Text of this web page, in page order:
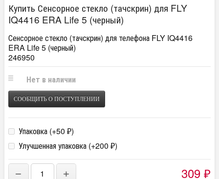
Купить Сенсорное стекло (тачскрин) для FLY
IQ4416 ERA Life 5 (черный)
Сенсорное стекло (тачскрин) для телефона FLY IQ4416
ERA Life 5 (черный)
246950
Нет в наличии
СООБЩИТЬ О ПОСТУПЛЕНИИ
Упаковка (+50 ₽)
Улучшенная упаковка (+200 ₽)
− + 309 ₽